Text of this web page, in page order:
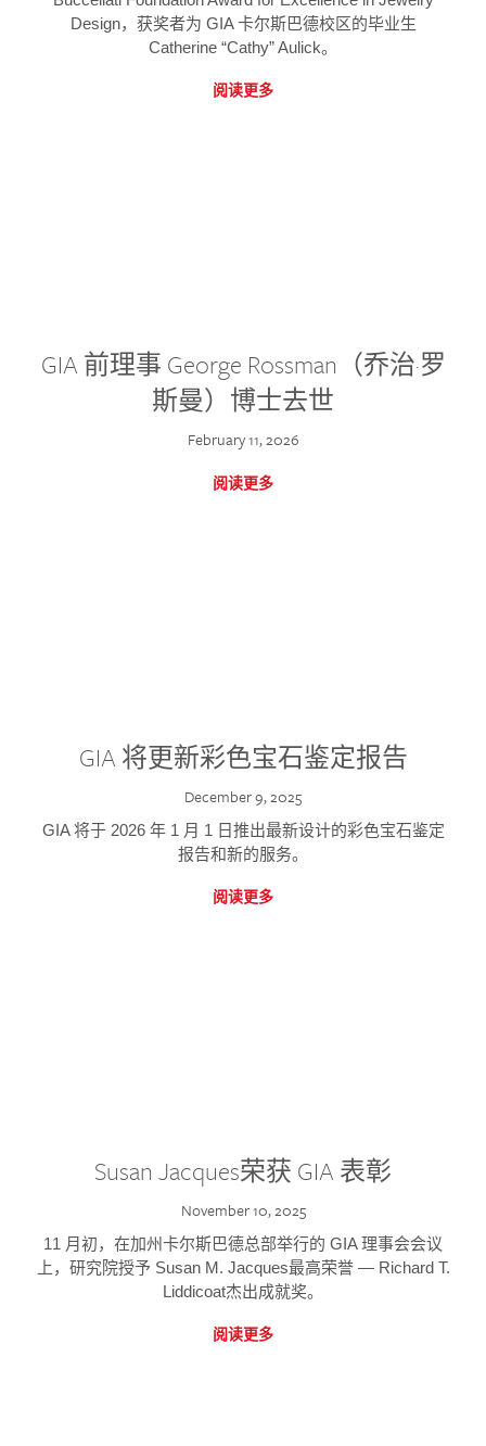
Design，获奖者为 GIA 卡尔斯巴德校区的毕业生
Catherine “Cathy” Aulick。
阅读更多
GIA 前理事 George Rossman（乔治·罗
斯曼）博士去世
February 11, 2026
阅读更多
GIA 将更新彩色宝石鉴定报告
December 9, 2025
GIA 将于 2026 年 1 月 1 日推出最新设计的彩色宝石鉴定
报告和新的服务。
阅读更多
Susan Jacques荣获 GIA 表彰
November 10, 2025
11 月初，在加州卡尔斯巴德总部举行的 GIA 理事会会议
上，研究院授予 Susan M. Jacques最高荣誉 — Richard T.
Liddicoat杰出成就奖。
阅读更多